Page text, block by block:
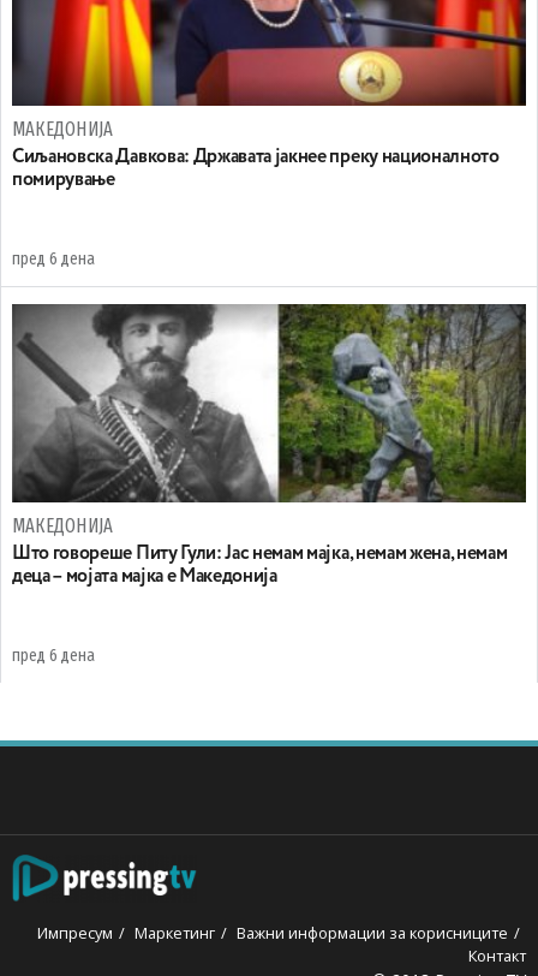
МАКЕДОНИЈА
Сиљановска Давкова: Државата јакнее преку националното
помирување
пред 6 дена
МАКЕДОНИЈА
Што говореше Питу Гули: Јас немам мајка, немам жена, немам
деца – мојата мајка е Македонија
пред 6 дена
Импресум Маркетинг
Важни информации за корисниците
Контакт